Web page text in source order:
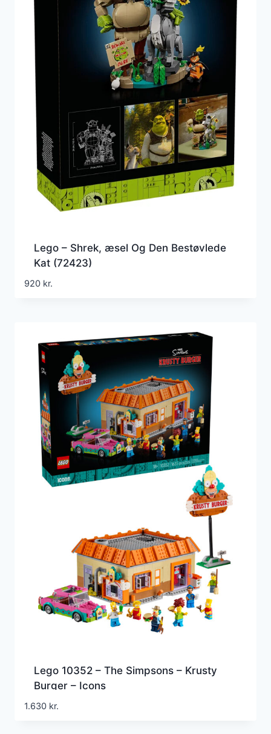
Lego – Shrek, æsel Og Den Bestøvlede
Kat (72423)
920 kr.
Lego 10352 – The Simpsons – Krusty
Burger – Icons
1.630 kr.